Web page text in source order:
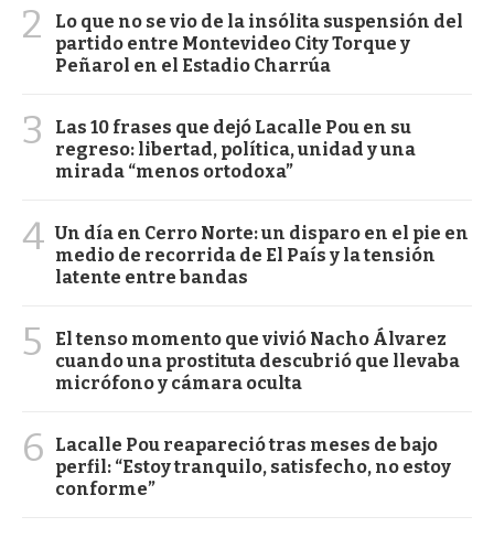
2
Lo que no se vio de la insólita suspensión del
partido entre Montevideo City Torque y
Peñarol en el Estadio Charrúa
3
Las 10 frases que dejó Lacalle Pou en su
regreso: libertad, política, unidad y una
mirada “menos ortodoxa”
4 Un día en Cerro Norte: un disparo en el pie en
medio de recorrida de El País y la tensión
latente entre bandas
5
El tenso momento que vivió Nacho Álvarez
cuando una prostituta descubrió que llevaba
micrófono y cámara oculta
6
Lacalle Pou reapareció tras meses de bajo
perfil: “Estoy tranquilo, satisfecho, no estoy
conforme”